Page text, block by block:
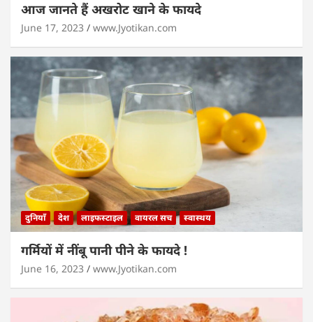
आज जानते हैं अखरोट खाने के फायदे
June 17, 2023 www.Jyotikan.com
दुनियाँ देश लाइफस्टाइल वायरल सच स्वास्थय
गर्मियों में नींबू पानी पीने के फायदे !
June 16, 2023 www.Jyotikan.com